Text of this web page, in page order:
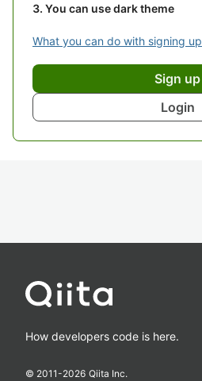
You can use dark theme
What you can do with signing up
Sign up
Login
How developers code is here.
© 2011-2026 Qiita Inc.